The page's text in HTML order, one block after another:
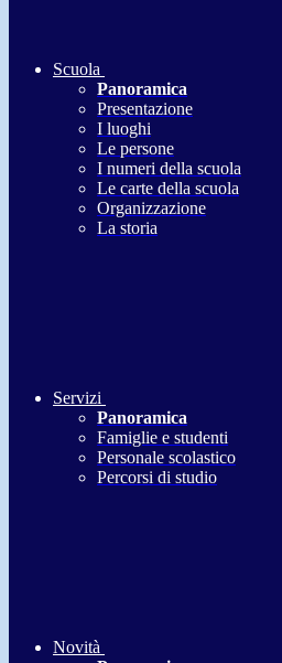
Scuola
Panoramica
Presentazione
I luoghi
Le persone
I numeri della scuola
Le carte della scuola
Organizzazione
La storia
Servizi
Panoramica
Famiglie e studenti
Personale scolastico
Percorsi di studio
Novità